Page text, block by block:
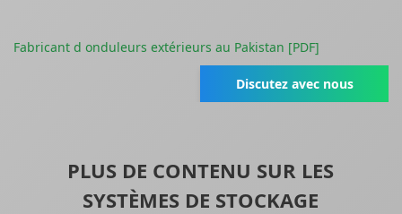
Fabricant d onduleurs extérieurs au Pakistan [PDF]
Discutez avec nous
PLUS DE CONTENU SUR LES
SYSTÈMES DE STOCKAGE